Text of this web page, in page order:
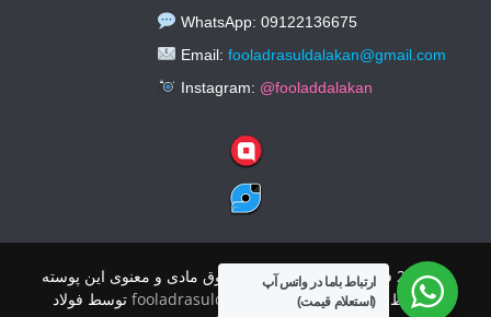
WhatsApp: 09122136675
Email:fooladrasuldalakan@gmail.com
Instagram: @fooladdalakan
© 2026 فولاد رسول دلاکان کلیه حقوق مادی و معنوی این پوسته
محفوظ است. | پوسته: fooladrasuldalakan توسط فولاد
ارتباط باما در واتس آپ
(استعلام قیمت)